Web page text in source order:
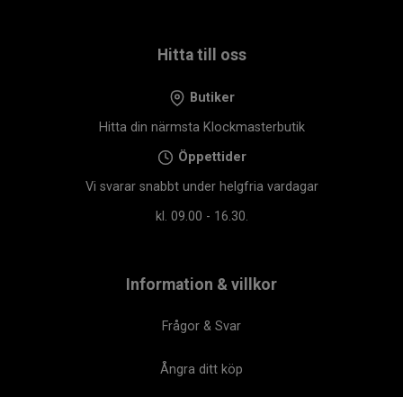
Hitta till oss
Butiker
Hitta din närmsta Klockmasterbutik
Öppettider
Vi svarar snabbt under helgfria vardagar
kl. 09.00 - 16.30.
Information & villkor
Frågor & Svar
Ångra ditt köp